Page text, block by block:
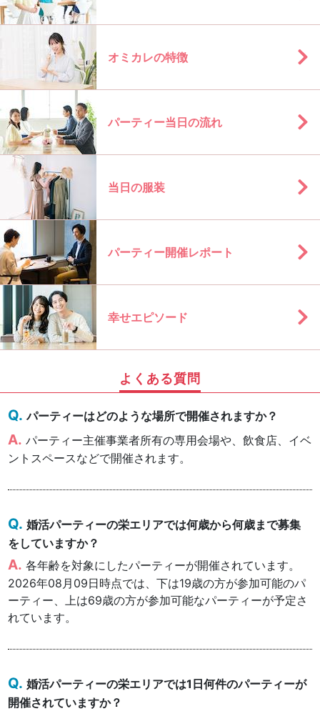
オミカレの特徴
パーティー当日の流れ
当日の服装
パーティー開催レポート
幸せエピソード
よくある質問
パーティーはどのような場所で開催されますか？
パーティー主催事業者所有の専用会場や、飲食店、イベ
ントスペースなどで開催されます。
婚活パーティーの栄エリアでは何歳から何歳まで募集
をしていますか？
各年齢を対象にしたパーティーが開催されています。
2026年08月09日時点では、下は19歳の方が参加可能のパ
ーティー、上は69歳の方が参加可能なパーティーが予定さ
れています。
婚活パーティーの栄エリアでは1日何件のパーティーが
開催されていますか？